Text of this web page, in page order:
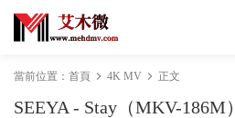
當前位置： 首頁 4K MV 正文
SEEYA - Stay（MKV-186M）